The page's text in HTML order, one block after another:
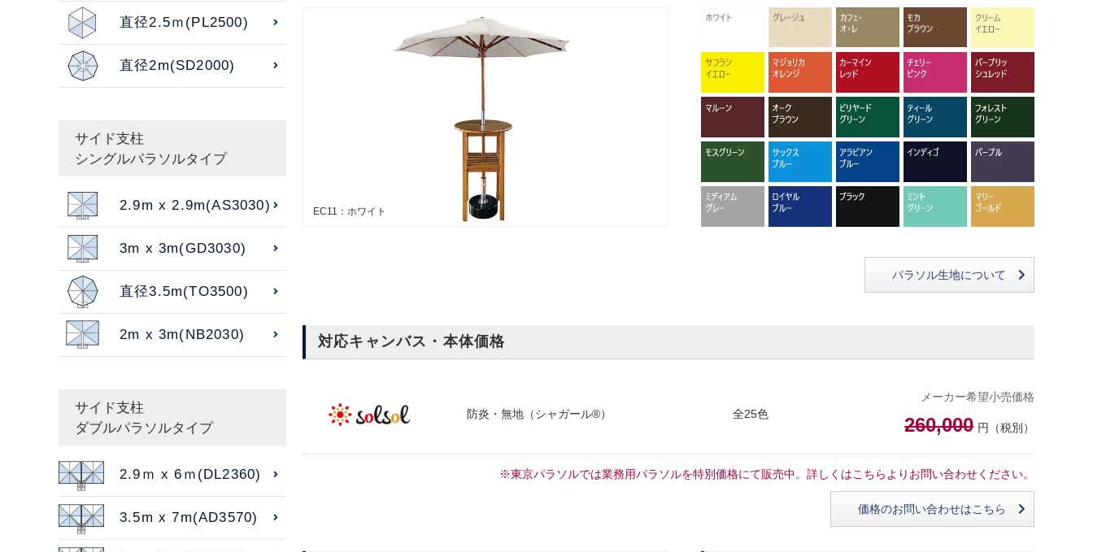
EC11：ホワイト
パラソル生地について
対応キャンバス・本体価格
防炎・無地（シャガール®） 全25色
メーカー希望小売価格
260,000 円（税別）
※東京パラソルでは業務用パラソルを特別価格にて販売中。詳しくはこちらよりお問い合わせください。
価格のお問い合わせはこちら
直径2.5ｍ(PL2500)
直径2m(SD2000)
サイド支柱
シングルパラソルタイプ
2.9m x 2.9m(AS3030)
3m x 3m(GD3030)
直径3.5m(TO3500)
2m x 3m(NB2030)
サイド支柱
ダブルパラソルタイプ
2.9ｍ x 6ｍ(DL2360)
3.5m x 7m(AD3570)